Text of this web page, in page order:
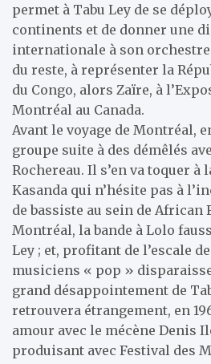
permet à Tabu Ley de se
continents et de donner une
internationale à son
du reste, à représenter la
du Congo, alors Zaïre, à
Montréal au Canada.
Avant le voyage de Montréal,
groupe suite à des démêlés
Rochereau. Il s’en va toquer à
Kasanda qui n’hésite pas à
de bassiste au sein de African
Montréal, la bande à Lolo
Ley ; et, profitant de l’escale
musiciens « pop »
grand désappointement de
retrouvera étrangement, en
amour avec le mécène Denis
produisant avec Festival des